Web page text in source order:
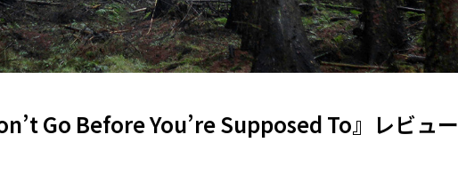
Go Before You’re Supposed To』レビュー